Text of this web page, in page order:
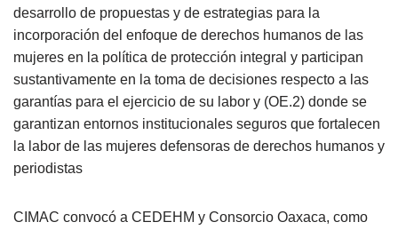
desarrollo de propuestas y de estrategias para la
incorporación del enfoque de derechos humanos de las
mujeres en la política de protección integral y participan
sustantivamente en la toma de decisiones respecto a las
garantías para el ejercicio de su labor y (OE.2) donde se
garantizan entornos institucionales seguros que fortalecen
la labor de las mujeres defensoras de derechos humanos y
periodistas
CIMAC convocó a CEDEHM y Consorcio Oaxaca, como